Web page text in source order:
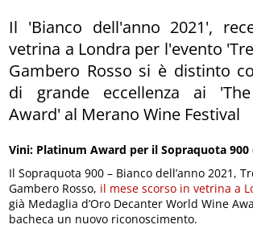
Il 'Bianco dell'anno 2021',
vetrina a Londra per l'evento
Gambero Rosso si è distinto
di grande eccellenza ai
Award' al Merano Wine Festival
Vini: Platinum Award per il Sopraquota 900
Il Sopraquota 900 – Bianco dell’anno 2021,
Gambero Rosso, il mese scorso in vetrina a
già Medaglia d’Oro Decanter World Wine
bacheca un nuovo riconoscimento.